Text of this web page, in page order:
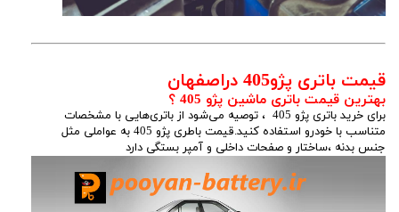
قیمت باتری پژو405 دراصفهان
بهترین قیمت باتری ماشین پژو 405 ؟
برای خرید باتری پژو 405 ، توصیه می‌شود از باتری‌هایی با مشخصات
متناسب با خودرو استفاده کنید.قیمت باطری پژو 405 به عواملی مثل
جنس بدنه ،ساختار و صفحات داخلی و آمپر بستگی دارد